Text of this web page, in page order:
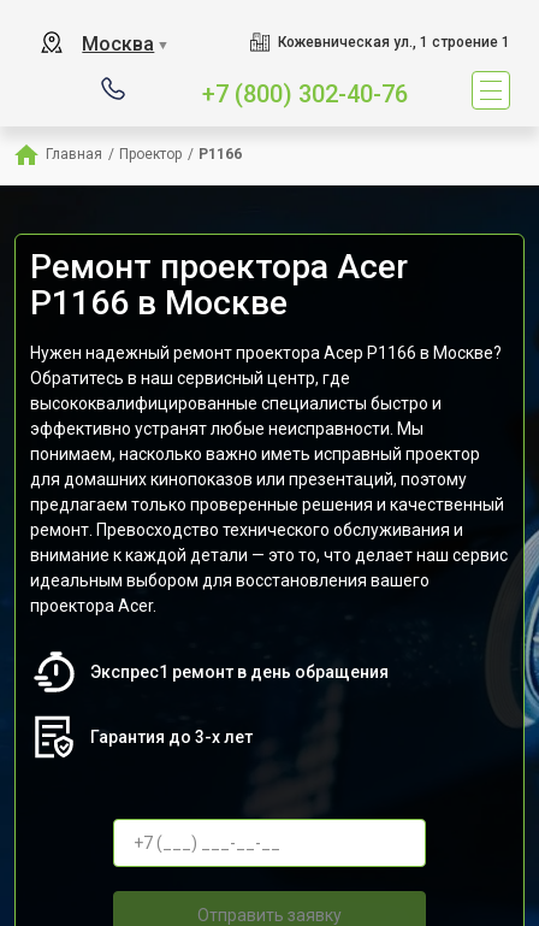
Москва ▼ Кожевническая ул., 1 строение 1
+7 (800) 302-40-76
Главная / Проектор / P1166
Ремонт проектора Acer
P1166 в Москве
Нужен надежный ремонт проектора Асер P1166 в Москве?
Обратитесь в наш сервисный центр, где
высококвалифицированные специалисты быстро и
эффективно устранят любые неисправности. Мы
понимаем, насколько важно иметь исправный проектор
для домашних кинопоказов или презентаций, поэтому
предлагаем только проверенные решения и качественный
ремонт. Превосходство технического обслуживания и
внимание к каждой детали — это то, что делает наш сервис
идеальным выбором для восстановления вашего
проектора Acer.
Экспрес1 ремонт в день обращения
Гарантия до 3-х лет
Отправить заявку